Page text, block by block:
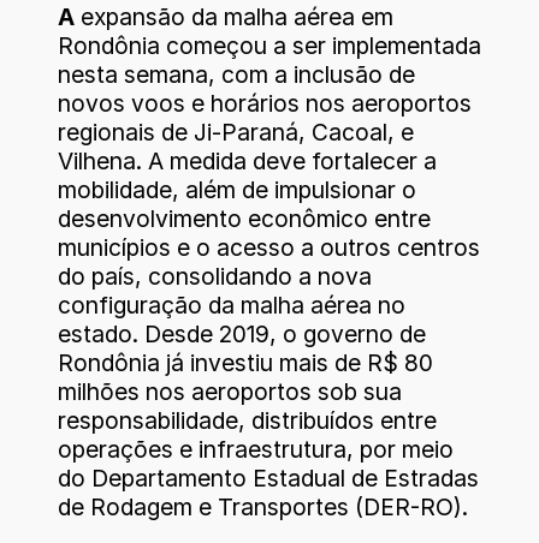
A expansão da malha aérea em
Rondônia começou a ser implementada
nesta semana, com a inclusão de
novos voos e horários nos aeroportos
regionais de Ji-Paraná, Cacoal, e
Vilhena. A medida deve fortalecer a
mobilidade, além de impulsionar o
desenvolvimento econômico entre
municípios e o acesso a outros centros
do país, consolidando a nova
configuração da malha aérea no
estado. Desde 2019, o governo de
Rondônia já investiu mais de R$ 80
milhões nos aeroportos sob sua
responsabilidade, distribuídos entre
operações e infraestrutura, por meio
do Departamento Estadual de Estradas
de Rodagem e Transportes (DER-RO).